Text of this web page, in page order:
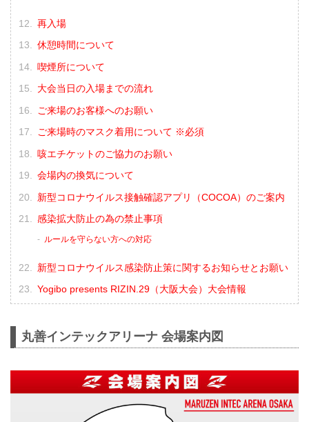
再入場
休憩時間について
喫煙所について
大会当日の入場までの流れ
ご来場のお客様へのお願い
ご来場時のマスク着用について ※必須
咳エチケットのご協力のお願い
会場内の換気について
新型コロナウイルス接触確認アプリ（COCOA）のご案内
感染拡大防止の為の禁止事項
ルールを守らない方への対応
新型コロナウイルス感染防止策に関するお知らせとお願い
Yogibo presents RIZIN.29（大阪大会）大会情報
丸善インテックアリーナ 会場案内図